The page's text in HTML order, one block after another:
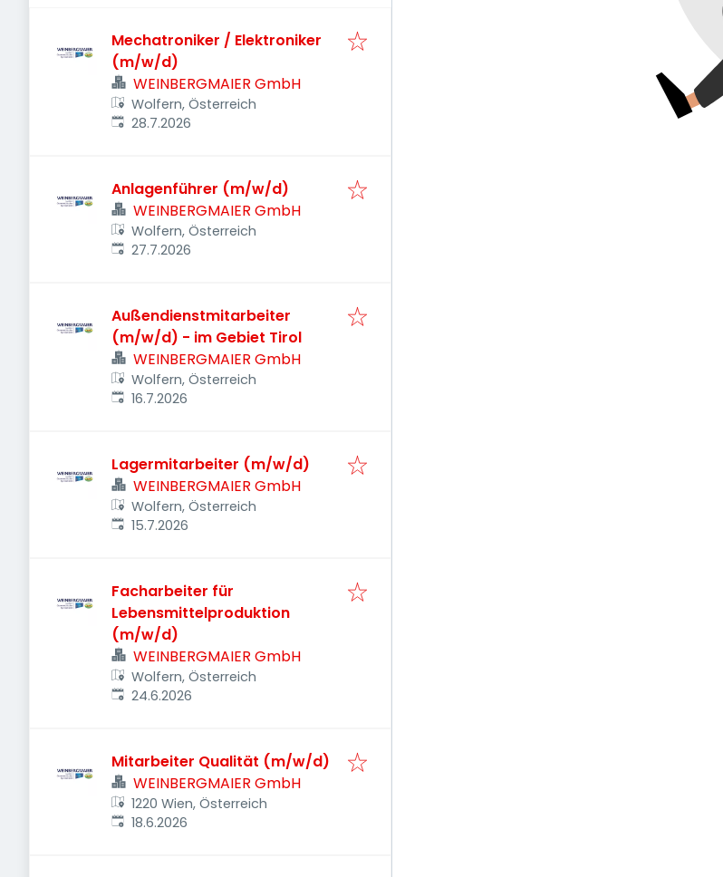
Mechatroniker / Elektroniker
(m/w/d)
WEINBERGMAIER GmbH
Wolfern, Österreich
Veröffentlicht
28.7.2026
Anlagenführer (m/w/d)
WEINBERGMAIER GmbH
Wolfern, Österreich
Veröffentlicht
27.7.2026
Außendienstmitarbeiter
(m/w/d) - im Gebiet Tirol
WEINBERGMAIER GmbH
Wolfern, Österreich
Veröffentlicht
16.7.2026
Lagermitarbeiter (m/w/d)
WEINBERGMAIER GmbH
Wolfern, Österreich
Veröffentlicht
15.7.2026
Facharbeiter für
Lebensmittelproduktion
(m/w/d)
WEINBERGMAIER GmbH
Wolfern, Österreich
Veröffentlicht
24.6.2026
Mitarbeiter Qualität (m/w/d)
WEINBERGMAIER GmbH
1220 Wien, Österreich
Veröffentlicht
18.6.2026